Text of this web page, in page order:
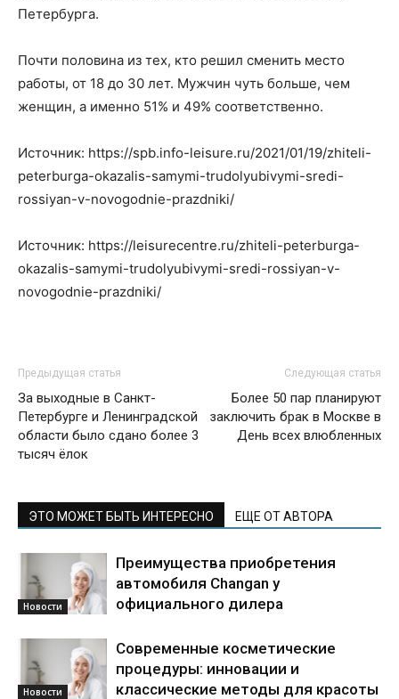
Петербурга.
Почти половина из тех, кто решил сменить место
работы, от 18 до 30 лет. Мужчин чуть больше, чем
женщин, а именно 51% и 49% соответственно.
Источник: https://spb.info-leisure.ru/2021/01/19/zhiteli-
peterburga-okazalis-samymi-trudolyubivymi-sredi-
rossiyan-v-novogodnie-prazdniki/
Источник: https://leisurecentre.ru/zhiteli-peterburga-
okazalis-samymi-trudolyubivymi-sredi-rossiyan-v-
novogodnie-prazdniki/
Предыдущая статья
За выходные в Санкт-
Петербурге и Ленинградской
области было сдано более 3
тысяч ёлок
Следующая статья
Более 50 пар планируют
заключить брак в Москве в
День всех влюбленных
ЭТО МОЖЕТ БЫТЬ ИНТЕРЕСНО ЕЩЕ ОТ АВТОРА
Новости
Преимущества приобретения
автомобиля Changan у
официального дилера
Новости
Современные косметические
процедуры: инновации и
классические методы для красоты